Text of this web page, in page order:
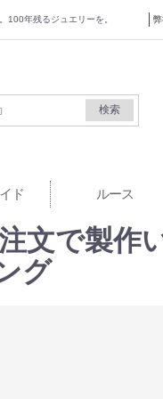
100年残るジュエリーを。
ト
検索
ド ルース
文で製
グ